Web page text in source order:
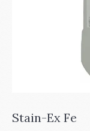
Stain-Ex Fe